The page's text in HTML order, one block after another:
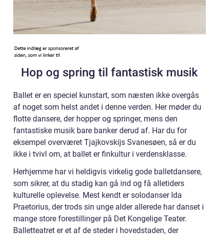
Hop og spring til fantastisk musik
Ballet er en speciel kunstart, som næsten ikke overgås
af noget som helst andet i denne verden. Her møder du
flotte dansere, der hopper og springer, mens den
fantastiske musik bare banker derud af. Har du for
eksempel overværet Tjajkovskijs Svanesøen, så er du
ikke i tvivl om, at ballet er finkultur i verdensklasse.
Herhjemme har vi heldigvis virkelig gode balletdansere,
som sikrer, at du stadig kan gå ind og få alletiders
kulturelle oplevelse. Mest kendt er solodanser Ida
Praetorius, der trods sin unge alder allerede har danset i
mange store forestillinger på Det Kongelige Teater.
Balletteatret er et af de steder i hovedstaden, der